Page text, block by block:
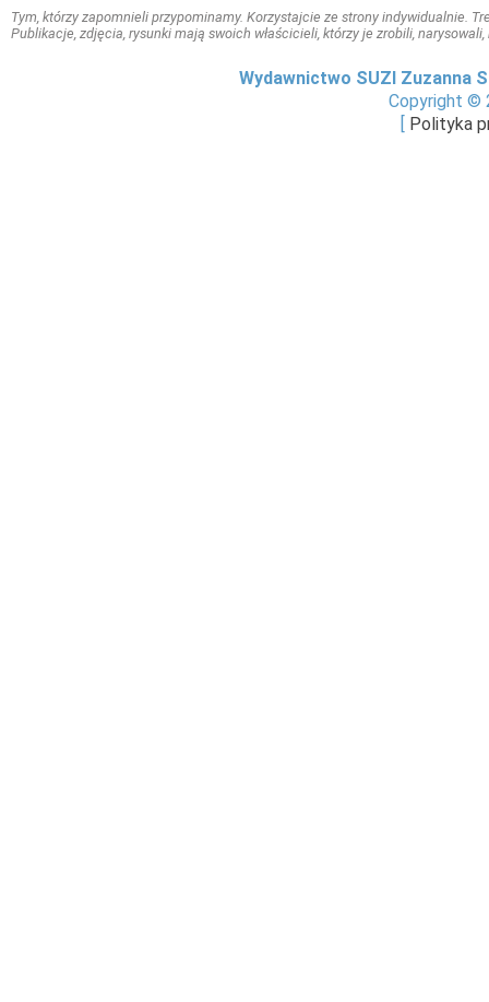
Tym, którzy zapomnieli przypominamy. Korzystajcie ze strony indywidualnie.
Publikacje, zdjęcia, rysunki mają swoich właścicieli, którzy je zrobili,
Wydawnictwo SUZI Zuzanna
Copyright ©
Polityka